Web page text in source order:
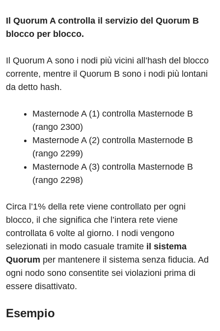
Il Quorum A controlla il servizio del Quorum B
blocco per blocco.
Il Quorum A sono i nodi più vicini all’hash del blocco
corrente, mentre il Quorum B sono i nodi più lontani
da detto hash.
Masternode A (1) controlla Masternode B
(rango 2300)
Masternode A (2) controlla Masternode B
(rango 2299)
Masternode A (3) controlla Masternode B
(rango 2298)
Circa l’1% della rete viene controllato per ogni
blocco, il che significa che l’intera rete viene
controllata 6 volte al giorno. I nodi vengono
selezionati in modo casuale tramite il sistema
Quorum per mantenere il sistema senza fiducia. Ad
ogni nodo sono consentite sei violazioni prima di
essere disattivato.
Esempio